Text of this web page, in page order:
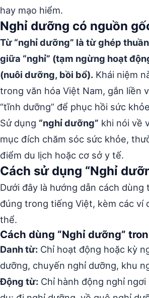
hay mạo hiểm.
Nghỉ dưỡng có nguồn
Từ “nghỉ dưỡng” là từ ghép
giữa “nghỉ” (tạm ngừng hoạt
(nuôi dưỡng, bồi bổ). Khái niệm
trong văn hóa Việt Nam, gắn liền
“tĩnh dưỡng” để phục hồi sức
Sử dụng “nghỉ dưỡng” khi nói về
mục đích chăm sóc sức khỏe,
điểm du lịch hoặc cơ sở y tế.
Cách sử dụng “Nghỉ
Dưới đây là hướng dẫn cách dùng
đúng trong tiếng Việt, kèm các ví
thể.
Cách dùng “Nghỉ dưỡng”
Danh từ: Chỉ hoạt động hoặc kỳ
dưỡng, chuyến nghỉ dưỡng, khu
Động từ: Chỉ hành động nghỉ